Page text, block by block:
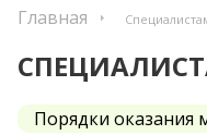
Главная
Порядки